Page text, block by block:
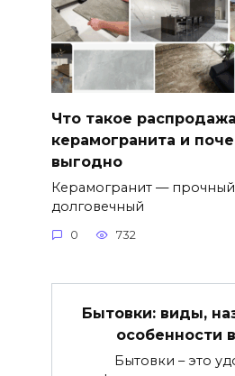
Что такое распродажа
керамогранита и
выгодно
Керамогранит —
долговечный
0 732
Бытовки: виды,
особенности
Бытовки – это